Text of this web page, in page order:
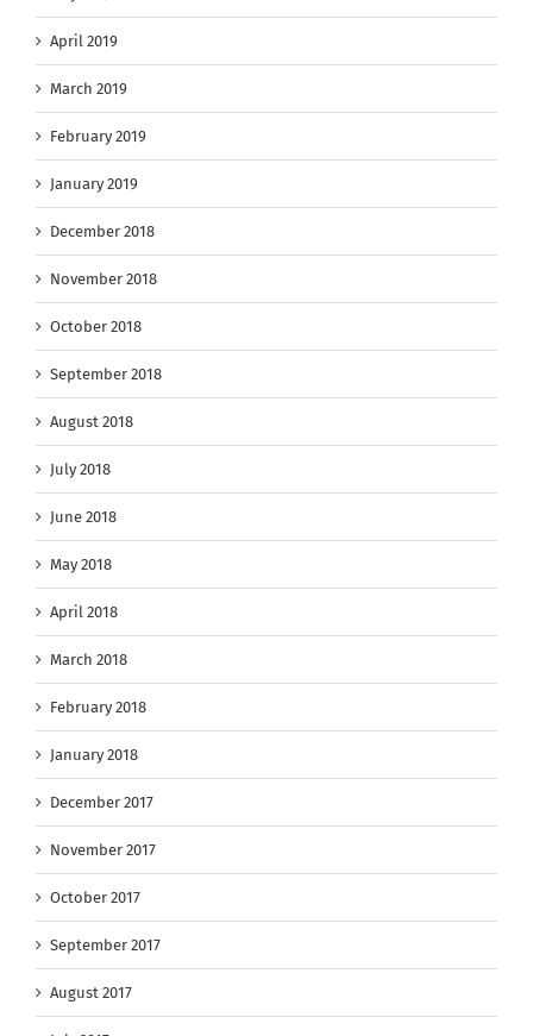
April 2019
March 2019
February 2019
January 2019
December 2018
November 2018
October 2018
September 2018
August 2018
July 2018
June 2018
May 2018
April 2018
March 2018
February 2018
January 2018
December 2017
November 2017
October 2017
September 2017
August 2017